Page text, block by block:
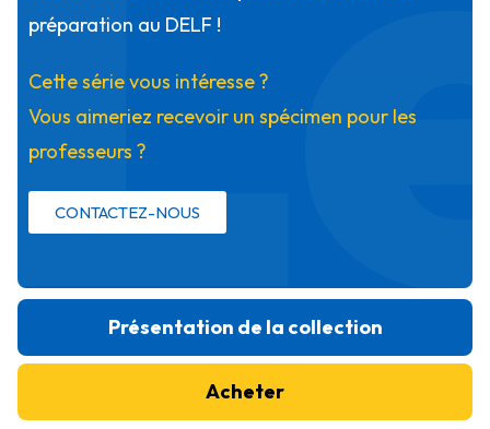
préparation au DELF !
Cette série vous intéresse ?
Vous aimeriez recevoir un spécimen pour les
professeurs ?
CONTACTEZ-NOUS
Présentation de la collection
Acheter